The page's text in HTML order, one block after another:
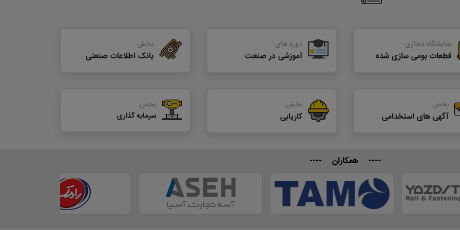
نمایشگاه مجازی
قطعات بومی سازی شده
دوره های
آموزشی در صنعت
بخش
بانک اطلاعات صنعتی
بخش
آگهی های استخدامی
بخش
کاریابی
بخش
سرمایه گذاری
---- همکاران ----